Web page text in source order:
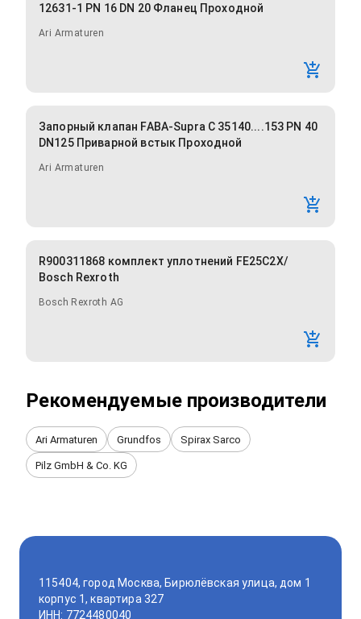
12631-1 PN 16 DN 20 Фланец Проходной
Ari Armaturen
Запорный клапан FABA-Supra C 35140....153 PN 40
DN125 Приварной встык Проходной
Ari Armaturen
R900311868 комплект уплотнений FE25C2X/
Bosch Rexroth
Bosch Rexroth AG
Рекомендуемые производители
Ari Armaturen Grundfos Spirax Sarco
Pilz GmbH & Co. KG
115404, город Москва, Бирюлёвская улица, дом 1
корпус 1, квартира 327
ИНН: 7724480040